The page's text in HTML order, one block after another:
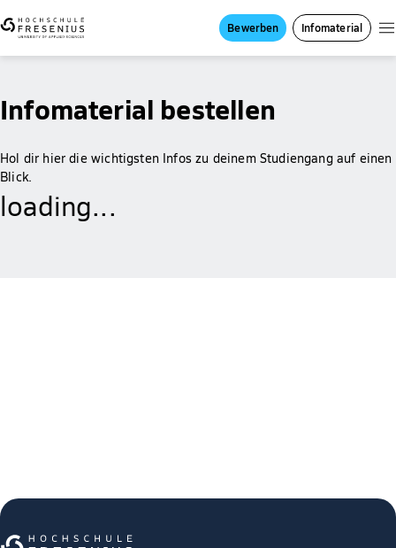
Bewerben Infomaterial
Infomaterial bestellen
Hol dir hier die wichtigsten Infos zu deinem Studiengang auf einen
Blick.
loading...